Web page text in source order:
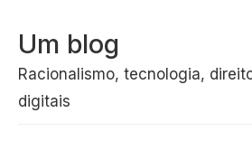
Um blog
Racionalismo, tecnologia,
digitais